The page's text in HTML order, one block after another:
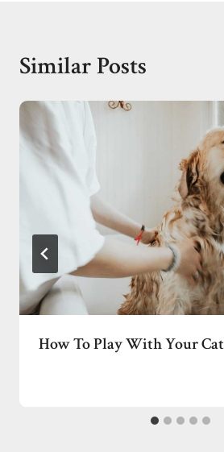
Similar Posts
How To Play With Your Cat